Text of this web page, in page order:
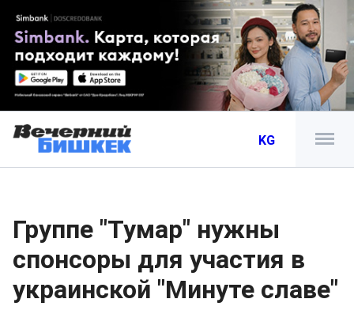
KG
Группе "Тумар" нужны
спонсоры для участия в
украинской "Минуте славе"